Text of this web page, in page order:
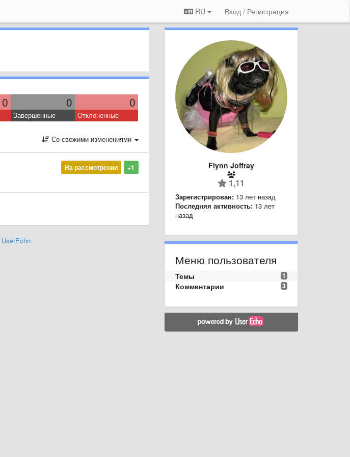
RU Вход / Регистрация
0 0 0
Завершенные Отклоненные
Со свежими изменениями
+1
На рассмотрении
UserEcho
Flynn Joffray
1,11
Зарегистрирован: 13 лет назад
Последняя активность: 13 лет
назад
Меню пользователя
1
Темы
3
Комментарии